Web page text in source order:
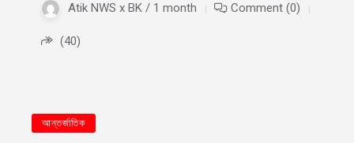
Atik NWS x BK / 1 month Comment (0)
(40)
আন্তর্জাতিক